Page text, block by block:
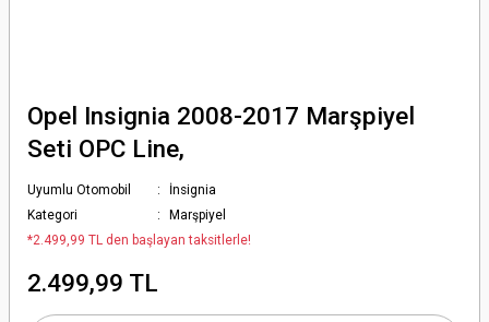
Opel Insignia 2008-2017 Marşpiyel
Seti OPC Line,
Uyumlu Otomobil
İnsignia
Kategori
Marşpiyel
*2.499,99 TL den başlayan taksitlerle!
2.499,99 TL